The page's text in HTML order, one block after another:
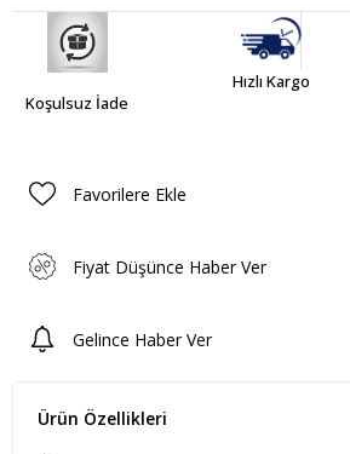
Koşulsuz İade
Hızlı Kargo
Favorilere Ekle
Fiyat Düşünce Haber Ver
Gelince Haber Ver
Ürün Özellikleri